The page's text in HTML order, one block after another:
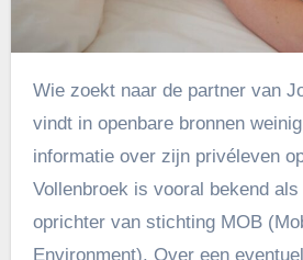
Wie zoekt naar de partner van Johan Vollenbroek,
vindt in openbare bronnen
informatie over zijn privéleven
Vollenbroek is vooral bekend
oprichter van stichting MOB
Environment). Over een